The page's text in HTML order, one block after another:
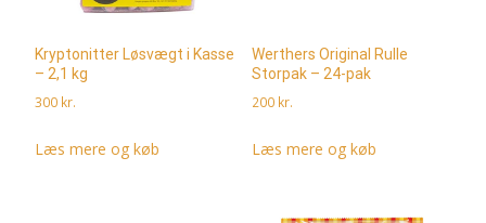
Kryptonitter Løsvægt i Kasse
– 2,1 kg
300 kr.
Læs mere og køb
Werthers Original Rulle
Storpak – 24-pak
200 kr.
Læs mere og køb